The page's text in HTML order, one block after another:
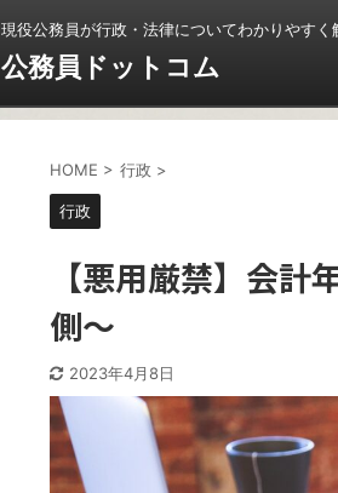
現役公務員が行政・法律についてわかりやすく
公務員ドットコム
HOME > 行政 >
行政
【悪用厳禁】会
側〜
2023年4月8日